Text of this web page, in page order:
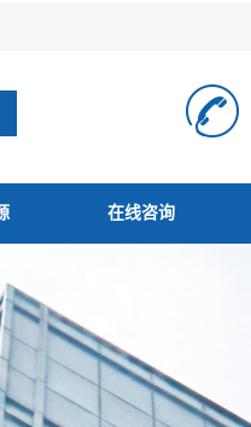
在线咨询